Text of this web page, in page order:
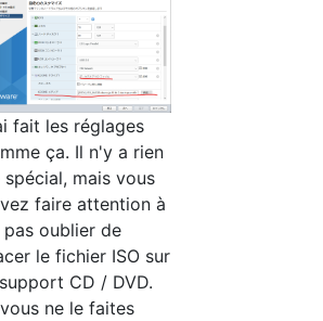
fait les réglages
ça. Il n'y a rien
spécial, mais vous
faire attention à
pas oublier de
le fichier ISO sur
CD / DVD.
ne le faites